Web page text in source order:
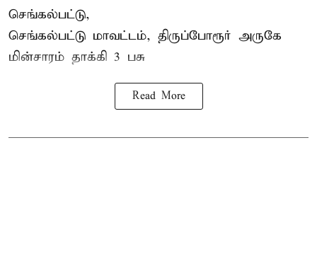
செங்கல்பட்டு,
செங்கல்பட்டு மாவட்டம், திருப்போரூர் அருகே
மின்சாரம் தாக்கி 3 பசு
Read More